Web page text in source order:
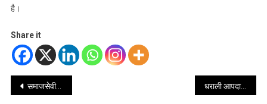
है।
Share it
Post
समाजसेवी स्वप्निल सिन्हा की बढ़ रही है लोकप्रियता, आई.एम.एस. के छात्रों का किया उत्साहवर्धन धराली आपदा में प्रभावित परिवारों को अगले 2 से 3 दिनों में मिलेगा मुआवजा – सीएम धामी